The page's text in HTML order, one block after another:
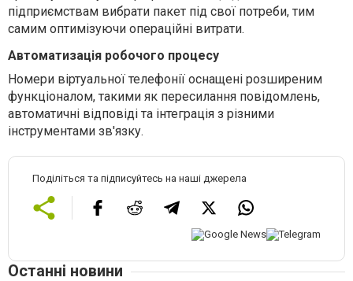
підприємствам вибрати пакет під свої потреби, тим
самим оптимізуючи операційні витрати.
Автоматизація робочого процесу
Номери віртуальної телефонії оснащені розширеним
функціоналом, такими як пересилання повідомлень,
автоматичні відповіді та інтеграція з різними
інструментами зв'язку.
Поділіться та підписуйтесь на наші джерела
Останні новини